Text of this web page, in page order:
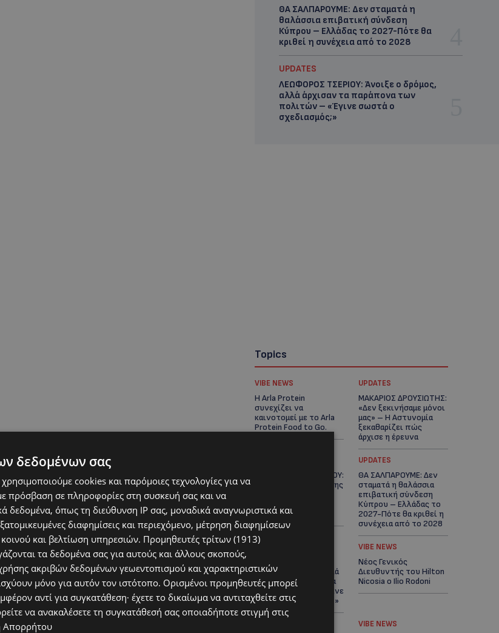
ΘΑ ΣΑΛΠΑΡΟΥΜΕ: Δεν σταματά η
θαλάσσια επιβατική σύνδεση
Κύπρου – Ελλάδας το 2027-Πότε θα
κριθεί η συνέχεια από το 2028
UPDATES
ΛΕΩΦΟΡΟΣ ΤΣΕΡΙΟΥ: Άνοιξε ο δρόμος,
αλλά άρχισαν τα παράπονα των
πολιτών – «Έγινε σωστά ο
σχεδιασμός;»
Topics
VIBE NEWS
Η Arla Protein
συνεχίζει να
καινοτομεί με το Arla
Protein Food to Go.
UPDATES
ΜΑΚΑΡΙΟΣ ΔΡΟΥΣΙΩΤΗΣ:
«Δεν ξεκινήσαμε μόνοι
μας» – Η Αστυνομία
ξεκαθαρίζει πώς
άρχισε η έρευνα
ΜΟΝΗ ΑΓΙΟΥ ΝΕΟΦΥΤΟΥ:
«Για αποκατάσταση της
ξεκίνησαν για ένα
δωμάτιο
UPDATES
ΘΑ ΣΑΛΠΑΡΟΥΜΕ: Δεν
σταματά η θαλάσσια
επιβατική σύνδεση
Κύπρου – Ελλάδας το
2027-Πότε θα κριθεί η
συνέχεια από το 2028
UPDATES
Άνοιξε ο δρόμος, αλλά
άρχισαν τα παράπονα
των πολιτών – «Έγινε
σωστά ο σχεδιασμός;»
VIBE NEWS
Νέος Γενικός
Διευθυντής του Hilton
Nicosia ο Ilio Rodoni
VIBE NEWS
δεδομένων σας
χρησιμοποιούμε cookies και παρόμοιες τεχνολογίες για να
πρόσβαση σε πληροφορίες στη συσκευή σας και να
δεδομένα, όπως τη διεύθυνση IP σας, μοναδικά αναγνωριστικά και
διαφημίσεις και περιεχόμενο, μέτρηση διαφημίσεων
και βελτίωση υπηρεσιών. Προμηθευτές τρίτων (1913)
τα δεδομένα σας για αυτούς και άλλους σκοπούς,
ακριβών δεδομένων γεωεντοπισμού και χαρακτηριστικών
μόνο για αυτόν τον ιστότοπο. Ορισμένοι προμηθευτές μπορεί
αντί για συγκατάθεση· έχετε το δικαίωμα να αντιταχθείτε στις
να ανακαλέσετε τη συγκατάθεσή σας οποιαδήποτε στιγμή στις
Απορρήτου